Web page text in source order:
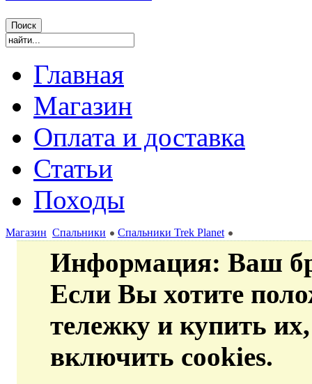
Главная
Магазин
Оплата и доставка
Статьи
Походы
Магазин Спальники Спальники Trek Planet
Информация: Ваш
Если Вы хотите
тележку и купить
включить cookies.